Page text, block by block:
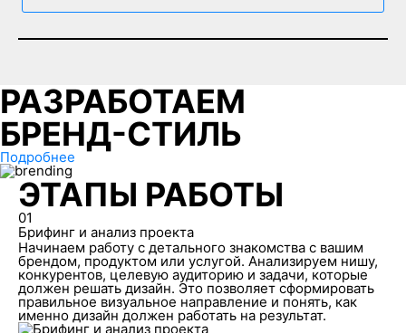
РАЗРАБОТАЕМ
БРЕНД-СТИЛЬ
Подробнее
ЭТАПЫ РАБОТЫ
01
Брифинг и анализ проекта
Начинаем работу с детального знакомства с вашим
брендом, продуктом или услугой. Анализируем нишу,
конкурентов, целевую аудиторию и задачи, которые
должен решать дизайн. Это позволяет сформировать
правильное визуальное направление и понять, как
именно дизайн должен работать на результат.